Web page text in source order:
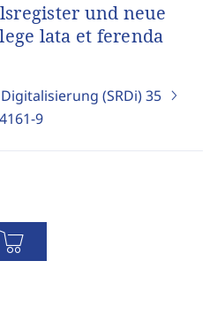
und neue
lata et ferenda
(SRDi)35
9